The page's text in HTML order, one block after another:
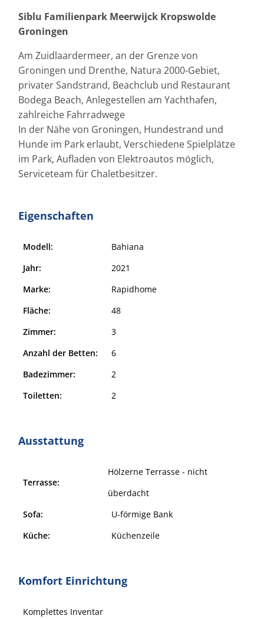
Siblu Familienpark Meerwijck Kropswolde
Groningen
Am Zuidlaardermeer, an der Grenze von
Groningen und Drenthe, Natura 2000-Gebiet,
privater Sandstrand, Beachclub und Restaurant
Bodega Beach, Anlegestellen am Yachthafen,
zahlreiche Fahrradwege
In der Nähe von Groningen, Hundestrand und
Hunde im Park erlaubt, Verschiedene Spielplätze
im Park, Aufladen von Elektroautos möglich,
Serviceteam für Chaletbesitzer.
Eigenschaften
Modell:
Bahiana
Jahr:
2021
Marke:
Rapidhome
Fläche:
48
Zimmer:
3
Anzahl der Betten:
6
Badezimmer:
2
Toiletten:
2
Ausstattung
Terrasse:
Hölzerne Terrasse - nicht
überdacht
Sofa:
U-förmige Bank
Küche:
Küchenzeile
Komfort Einrichtung
Komplettes Inventar